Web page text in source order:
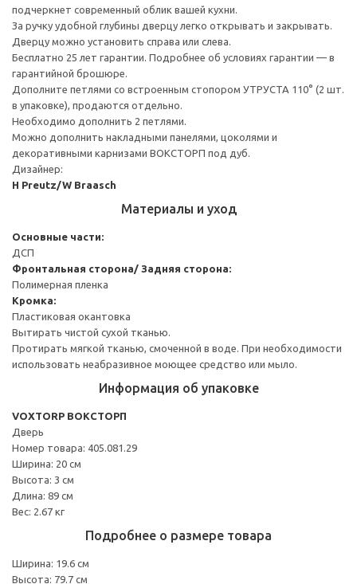
подчеркнет современный облик вашей кухни.
За ручку удобной глубины дверцу легко открывать и закрывать.
Дверцу можно установить справа или слева.
Бесплатно 25 лет гарантии. Подробнее об условиях гарантии — в
гарантийной брошюре.
Дополните петлями со встроенным стопором УТРУСТА 110° (2 шт.
в упаковке), продаются отдельно.
Необходимо дополнить 2 петлями.
Можно дополнить накладными панелями, цоколями и
декоративными карнизами ВОКСТОРП под дуб.
Дизайнер:
H Preutz/W Braasch
Материалы и уход
Основные части:
ДСП
Фронтальная сторона/ Задняя сторона:
Полимерная пленка
Кромка:
Пластиковая окантовка
Вытирать чистой сухой тканью.
Протирать мягкой тканью, смоченной в воде. При необходимости
использовать неабразивное моющее средство или мыло.
Информация об упаковке
VOXTORP ВОКСТОРП
Дверь
Номер товара: 405.081.29
Ширина: 20 см
Высота: 3 см
Длина: 89 см
Вес: 2.67 кг
Подробнее о размере товара
Ширина: 19.6 см
Высота: 79.7 см